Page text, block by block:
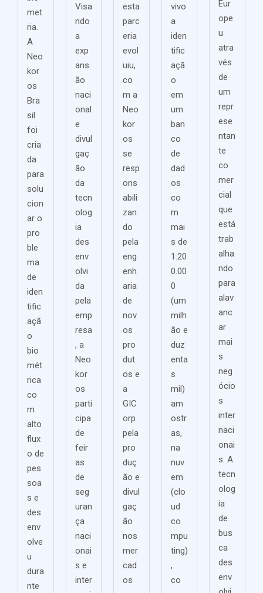
met
ria.
A
Neo
kor
os
Bra
sil
foi
cria
da
para
solu
cion
ar o
pro
ble
ma
de
iden
tific
açã
o
bio
mét
rica
co
m
alto
flux
o de
pes
soa
s e
des
env
olve
u
dura
nte
Visa
ndo
a
exp
ans
ão
naci
onal
e
divul
gaç
ão
da
tecn
olog
ia
des
env
olvi
da
pela
emp
resa
, a
Neo
kor
os
parti
cipa
de
feir
as
de
seg
uran
ça
naci
onai
s e
inter
esta
parc
eria
evol
uiu,
co
m a
Neo
kor
os
se
resp
ons
abili
zan
do
pela
eng
enh
aria
de
nov
os
pro
dut
os e
a
GIC
orp
pela
pro
duç
ão e
divul
gaç
ão
nos
mer
cad
os
vivo
a
iden
tific
açã
o
em
um
ban
co
de
dad
os
co
m
mai
s de
1.20
0.00
0
(um
milh
ão e
duz
enta
s
mil)
am
ostr
as,
na
nuv
em
(clo
ud
co
mpu
ting)
,
co
Eur
ope
u
atra
vés
de
um
repr
ese
ntan
te
co
mer
cial
que
está
trab
alha
ndo
para
alav
anc
ar
mai
s
neg
ócio
s
inter
naci
onai
s. A
tecn
olog
ia
de
bus
ca
des
env